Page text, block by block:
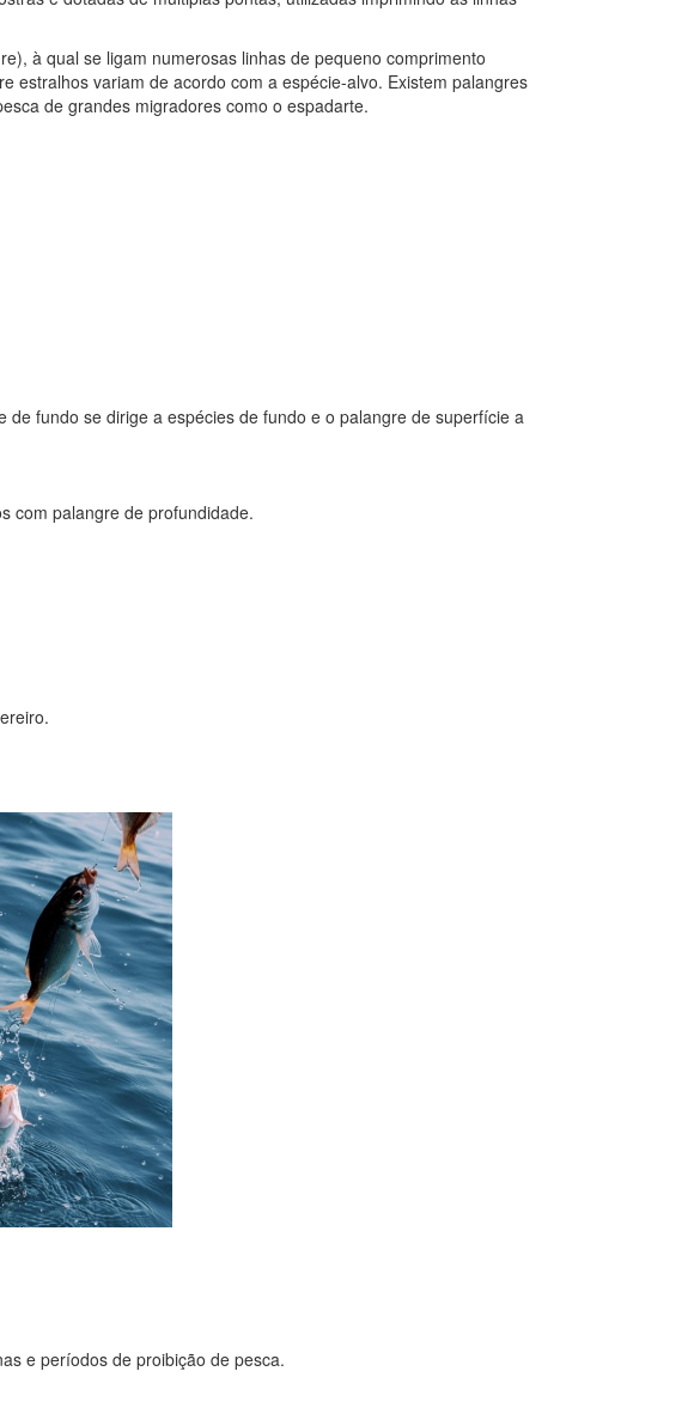
à qual se ligam numerosas linhas de pequeno comprimento
estralhos variam de acordo com a espécie-alvo. Existem palangres
de grandes migradores como o espadarte.
fundo se dirige a espécies de fundo e o palangre de superfície a
com palangre de profundidade.
e períodos de proibição de pesca.